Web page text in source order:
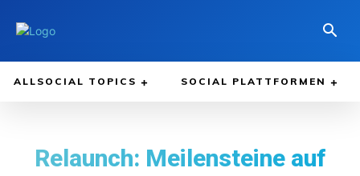
ALLSOCIAL TOPICS SOCIAL PLATTFORMEN
Relaunch: Meilensteine auf